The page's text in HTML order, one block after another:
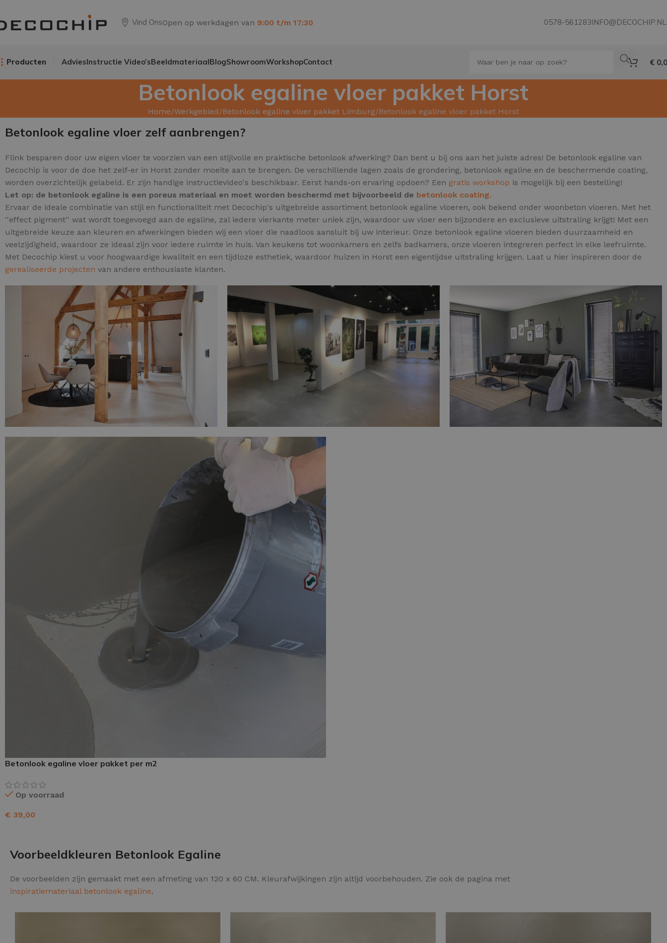
Vind OnsOpen op werkdagen van 9:00 t/m 17:30 0578-561283INFO@DECOCHIP.NL
Producten
Impregneer snel
Tegelprimer
Schraaplaag PU
EPOXY GIETVLOER
Gietvloer bedrijfsruimte
Gietvloer garage
Toplaag transparant
Toplaag anti-slip
Budget toplaag
Toplaag in kleur
AdviesInstructie Video’sBeeldmateriaalBlogShowroomWorkshopContact €
Betonlook egaline vloer pakket Horst
Home Werkgebied Betonlook egaline vloer pakket Limburg Betonlook egaline vloer pakket Horst
Betonlook egaline vloer zelf aanbrengen?
Flink besparen door uw eigen vloer te voorzien van een stijlvolle en praktische betonlook afwerking? Dan bent u bij ons aan het juiste adres! De betonlook egaline van
Decochip is voor de doe het zelf-er in Horst zonder moeite aan te brengen. De verschillende lagen zoals de grondering, betonlook egaline en de beschermende coating,
worden overzichtelijk gelabeld. Er zijn handige instructievideo's beschikbaar. Eerst hands-on ervaring opdoen? Een gratis workshop is mogelijk bij een bestelling!
Let op: de betonlook egaline is een poreus materiaal en moet worden beschermd met bijvoorbeeld de betonlook coating.
Ervaar de ideale combinatie van stijl en functionaliteit met Decochip's uitgebreide assortiment betonlook egaline vloeren, ook bekend onder woonbeton vloeren. Met het
''effect pigment'' wat wordt toegevoegd aan de egaline, zal iedere vierkante meter uniek zijn, waardoor uw vloer een bijzondere en exclusieve uitstraling krijgt! Met een
uitgebreide keuze aan kleuren en afwerkingen bieden wij een vloer die naadloos aansluit bij uw interieur. Onze betonlook egaline vloeren bieden duurzaamheid en
veelzijdigheid, waardoor ze ideaal zijn voor iedere ruimte in huis. Van keukens tot woonkamers en zelfs badkamers, onze vloeren integreren perfect in elke leefruimte.
Met Decochip kiest u voor hoogwaardige kwaliteit en een tijdloze esthetiek, waardoor huizen in Horst een eigentijdse uitstraling krijgen. Laat u hier inspireren door de
gerealiseerde projecten van andere enthousiaste klanten.
Betonlook egaline vloer pakket per m2
Op voorraad
€ 39,00
Voorbeeldkleuren Betonlook Egaline
De voorbeelden zijn gemaakt met een afmeting van 120 x 60 CM. Kleurafwijkingen zijn altijd voorbehouden. Zie ook de pagina met
inspiratiemateriaal betonlook egaline.